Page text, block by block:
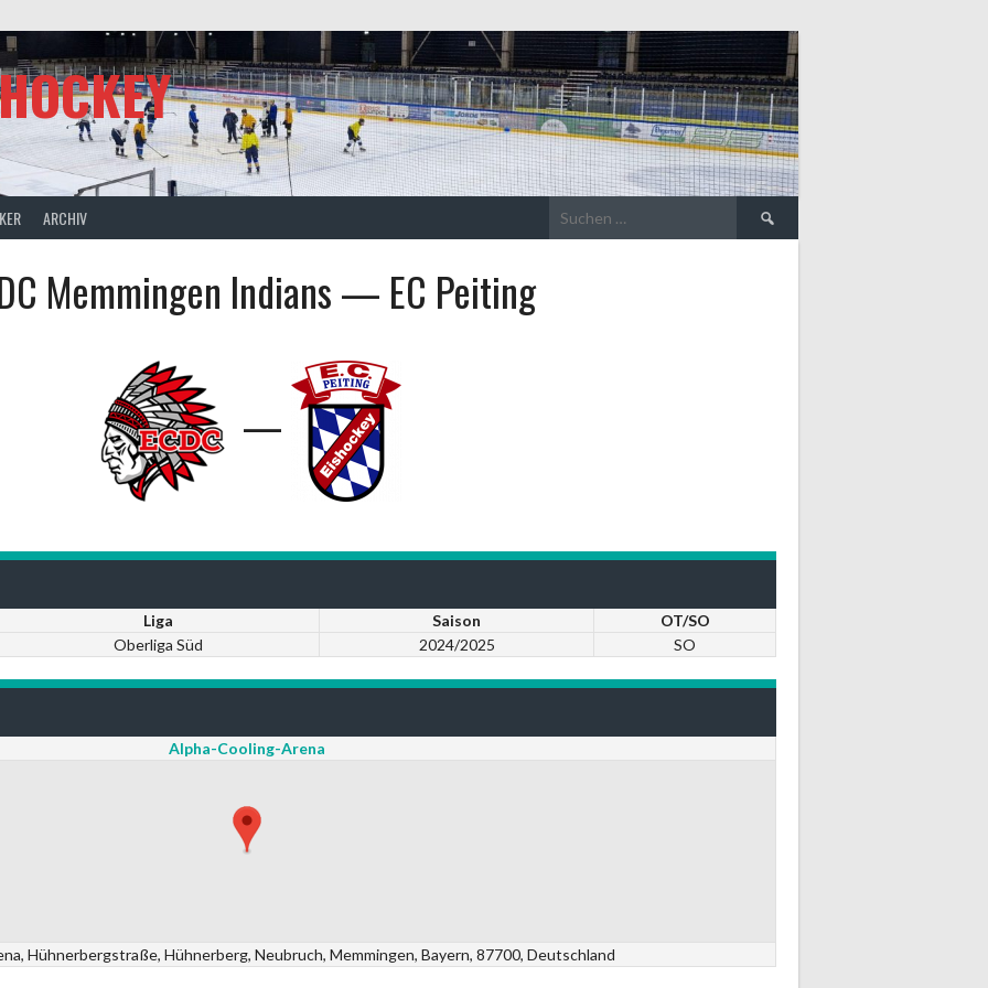
ARCHIV
Suche
nach:
Memmingen Indians — EC Peiting
—
Liga Saison
OT/SO
Oberliga Süd 2024/2025 SO
Alpha-Cooling-Arena
Hühnerbergstraße, Hühnerberg, Neubruch, Memmingen, Bayern, 87700, Deutschland